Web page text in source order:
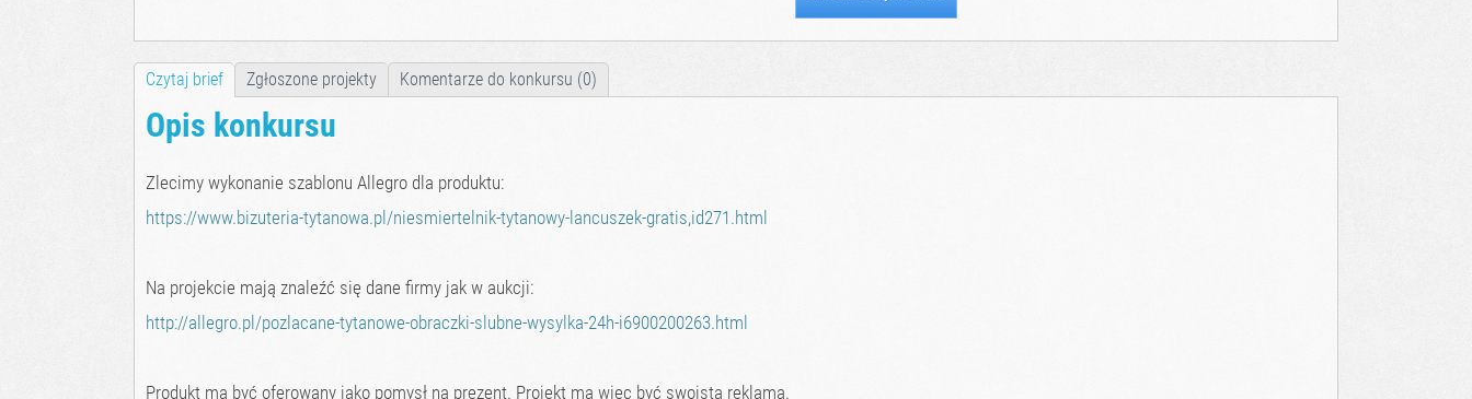
Czytaj brief Zgłoszone projekty Komentarze do konkursu (0)
Opis konkursu
Zlecimy wykonanie szablonu Allegro dla produktu:
https://www.bizuteria-tytanowa.pl/niesmiertelnik-tytanowy-lancuszek-gratis,id271.html
Na projekcie mają znaleźć się dane firmy jak w aukcji:
http://allegro.pl/pozlacane-tytanowe-obraczki-slubne-wysylka-24h-i6900200263.html
Produkt ma być oferowany jako pomysł na prezent. Projekt ma więc być swoistą reklamą.